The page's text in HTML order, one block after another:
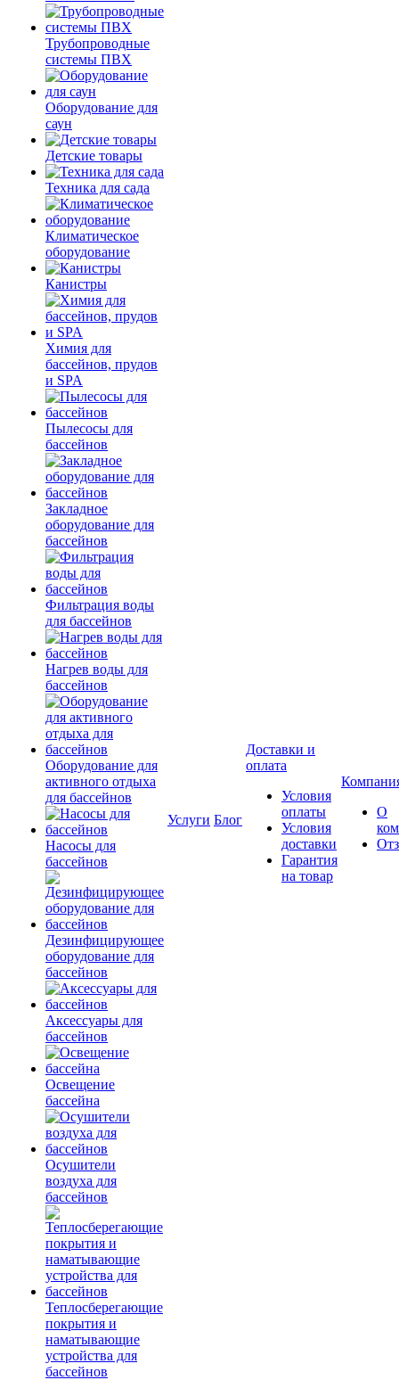
Трубопроводные
системы ПВХ
Оборудование для
саун
Детские товары
Техника для сада
Климатическое
оборудование
Канистры
Химия для
бассейнов, прудов
и SPA
Пылесосы для
бассейнов
Закладное
оборудование для
бассейнов
Фильтрация воды
для бассейнов
Нагрев воды для
бассейнов
Оборудование для
активного отдыха
для бассейнов
Насосы для
бассейнов
Дезинфицирующее
оборудование для
бассейнов
Аксессуары для
бассейнов
Освещение
бассейна
Осушители
воздуха для
бассейнов
Теплосберегающие
покрытия и
наматывающие
устройства для
бассейнов
Услуги Блог
Доставки и
оплата
Условия
оплаты
Условия
доставки
Гарантия
на товар
О